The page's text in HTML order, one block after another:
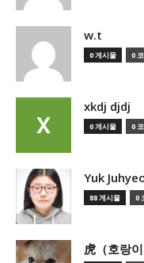
w.t
0 게시물 0
xkdj djdj
0 게시물 0
Yuk
88 게시물 0
虎（호랑이